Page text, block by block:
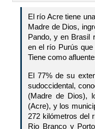
El río Acre tiene
Madre de Dios,
Pando, y en Brasil
en el río Purús
Tiene como
El 77% de su
sudoccidental,
(Madre de Dios),
(Acre), y los
272 kilómetros del
Rio Branco y